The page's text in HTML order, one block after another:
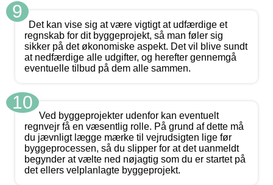
9
Det kan vise sig at være vigtigt at udfærdige et
regnskab for dit byggeprojekt, så man føler sig
sikker på det økonomiske aspekt. Det vil blive sundt
at nedfærdige alle udgifter, og herefter gennemgå
eventuelle tilbud på dem alle sammen.
10
Ved byggeprojekter udenfor kan eventuelt
regnvejr få en væsentlig rolle. På grund af dette må
du jævnligt lægge mærke til vejrudsigten lige før
byggeprocessen, så du slipper for at det uanmeldt
begynder at vælte ned nøjagtig som du er startet på
det ellers velplanlagte byggeprojekt.